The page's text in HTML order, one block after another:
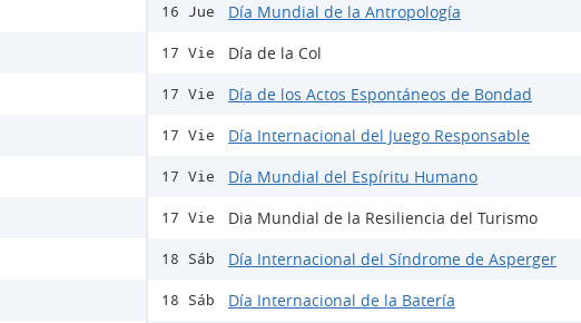
16 Jue Día Mundial de la Antropología
17 Vie Día de la Col
17 Vie Día de los Actos Espontáneos de Bondad
17 Vie Día Internacional del Juego Responsable
17 Vie Día Mundial del Espíritu Humano
17 Vie Dia Mundial de la Resiliencia del Turismo
18 Sáb Día Internacional del Síndrome de Asperger
18 Sáb Día Internacional de la Batería